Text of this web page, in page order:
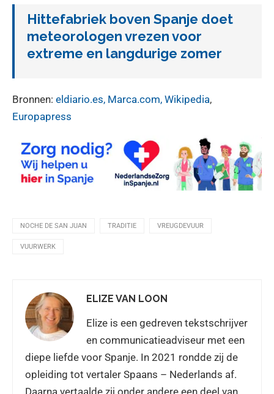
Hittefabriek boven Spanje doet
meteorologen vrezen voor
extreme en langdurige zomer
Bronnen: eldiario.es, Marca.com, Wikipedia,
Europapress
NOCHE DE SAN JUAN TRADITIE VREUGDEVUUR
VUURWERK
ELIZE VAN LOON
Elize is een gedreven tekstschrijver
en communicatieadviseur met een
diepe liefde voor Spanje. In 2021 rondde zij de
opleiding tot vertaler Spaans – Nederlands af.
Daarna vertaalde zij onder andere een deel van